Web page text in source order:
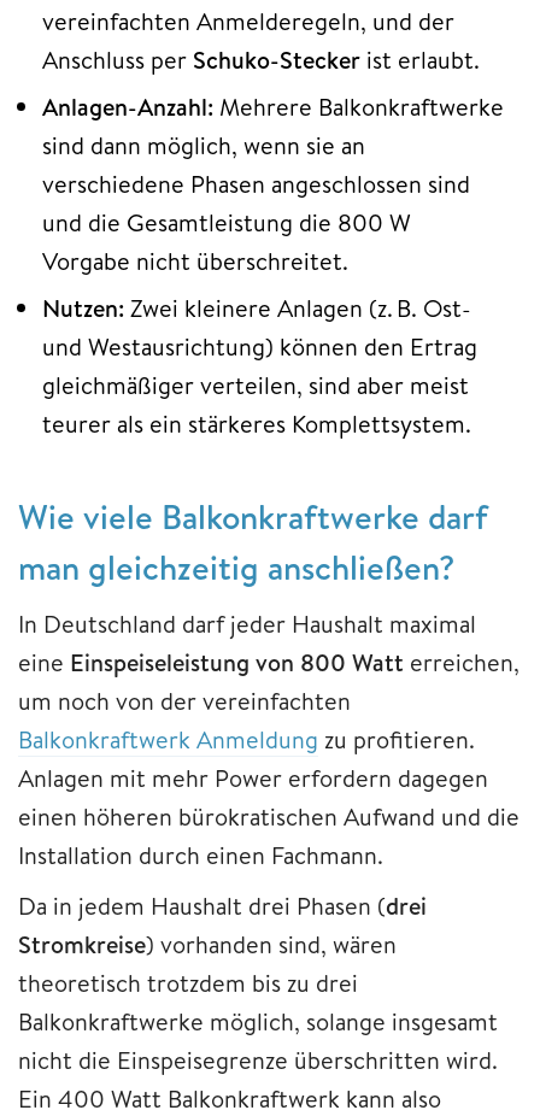
vereinfachten Anmelderegeln, und der
Anschluss per Schuko-Stecker ist erlaubt.
Anlagen-Anzahl: Mehrere Balkonkraftwerke
sind dann möglich, wenn sie an
verschiedene Phasen angeschlossen sind
und die Gesamtleistung die 800 W
Vorgabe nicht überschreitet.
Nutzen: Zwei kleinere Anlagen (z. B. Ost-
und Westausrichtung) können den Ertrag
gleichmäßiger verteilen, sind aber meist
teurer als ein stärkeres Komplettsystem.
Wie viele Balkonkraftwerke darf
man gleichzeitig anschließen?
In Deutschland darf jeder Haushalt maximal
eine Einspeiseleistung von 800 Watt erreichen,
um noch von der vereinfachten
Balkonkraftwerk Anmeldung zu profitieren.
Anlagen mit mehr Power erfordern dagegen
einen höheren bürokratischen Aufwand und die
Installation durch einen Fachmann.
Da in jedem Haushalt drei Phasen (drei
Stromkreise) vorhanden sind, wären
theoretisch trotzdem bis zu drei
Balkonkraftwerke möglich, solange insgesamt
nicht die Einspeisegrenze überschritten wird.
Ein 400 Watt Balkonkraftwerk kann also